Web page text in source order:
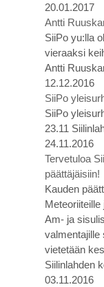
20.01.2017
Antti
SiiPo yu:lla
vieraaksi
Antti
12.12.2016
SiiPo
SiiPo
23.11
24.11.2016
Tervetuloa
päättäjäisiin!
Kauden
Am- ja
valmentajille
vietetään
Siilinlahden
03.11.2016